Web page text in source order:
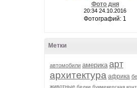
Фото дня
20:34 24.10.2016
Фотографий: 1
Метки
автомобили америка арт
архитектура африка
животные белки букмекерская